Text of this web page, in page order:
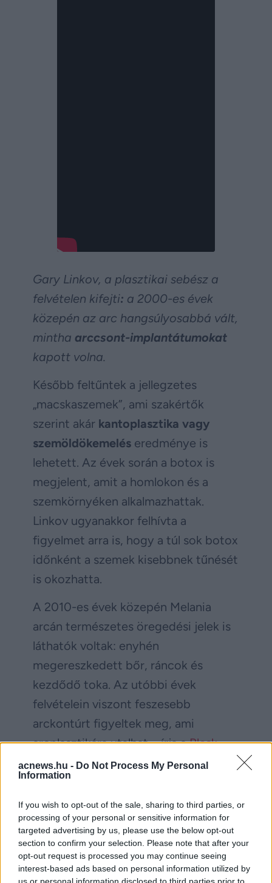
acnews.hu - Do Not Process My Personal
Information
If you wish to opt-out of the sale, sharing to third parties, or
processing of your personal or sensitive information for
targeted advertising by us, please use the below opt-out
section to confirm your selection. Please note that after your
opt-out request is processed you may continue seeing
interest-based ads based on personal information utilized by
Gary Linkov, a plasztikai sebész a
felvételen kifejti: a 2000-es évek
közepén az arc hangsúlyosabbá vált,
mintha arccsont-implantátumokat
kapott volna.
Később feltűntek a jellegzetes
„macskaszemek”, ami szakértők
szerint akár kantoplasztika vagy
szemöldökemelés eredménye is
lehetett. Az évek során a botox is
megjelent, amit a homlokon és a
szemkörnyéken alkalmazhattak.
Linkov ugyanakkor felhívta a
figyelmet arra is, hogy a túl sok botox
időnként a szemek kisebbnek tűnését
is okozhatta.
A 2010-es évek közepén Melania
arcán természetes öregedési jelek is
láthatók voltak: enyhén
megereszkedett bőr, ráncok és
kezdődő toka. Az utóbbi évek
felvételein viszont feszesebb
arckontúrt figyeltek meg, ami
arcplasztikára utalhat – írja aBlesk.
Linkov összesítése szerint a
203 ezer dollárt (kb. 68,5 millió
forint). Ebbe tartozhatott egy
orrműtét (15 ezer dollár), ajakfeltöltés
(3 ezer), szem- vagy szemöldökműtét